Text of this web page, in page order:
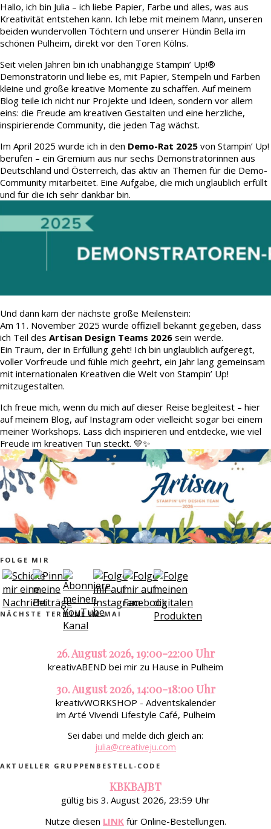
Hallo, ich bin Julia – ich liebe Papier, Farbe und alles, was aus
Kreativität entstehen kann. Ich lebe mit meinem Mann, unseren
beiden wundervollen Töchtern und unserer Hündin Bella im
schönen Pulheim, direkt vor den Toren Kölns.
Seit vielen Jahren bin ich unabhängige Stampin’ Up!®
Demonstratorin und liebe es, mit Papier, Stempeln und Farben
kleine und große kreative Momente zu schaffen. Auf meinem
Blog teile ich nicht nur Projekte und Ideen, sondern vor allem
eins: die Freude am kreativen Gestalten und eine herzliche,
inspirierende Community, die jeden Tag wächst.
Im April 2025 wurde ich in den Demo-Rat 2025 von Stampin’ Up!
berufen – ein Gremium aus nur sechs Demonstratorinnen aus
Deutschland und Österreich, das aktiv an Themen für die Demo-
Community mitarbeitet. Eine Aufgabe, die mich unglaublich erfüllt
und für die ich sehr dankbar bin.
Und dann kam der nächste große Meilenstein:
Am 11. November 2025 wurde offiziell bekannt gegeben, dass
ich Teil des Artisan Design Teams 2026 sein werde.
Ein Traum, der in Erfüllung geht! Ich bin unglaublich aufgeregt,
voller Vorfreude und fühle mich geehrt, ein Jahr lang gemeinsam
mit internationalen Kreativen die Welt von Stampin’ Up!
mitzugestalten.
Ich freue mich, wenn du mich auf dieser Reise begleitest – hier
auf meinem Blog, auf Instagram oder vielleicht sogar bei einem
meiner Workshops. Lass dich inspirieren und entdecke, wie viel
Freude im kreativen Tun steckt. 💛✨
FOLGE MIR
NÄCHSTE TERMINE IM MAI
26. August 2026, 19:00-22:00 Uhr
kreativABEND bei mir zu Hause in Pulheim
30. August 2026, 14:00-18:00 Uhr
kreativWORKSHOP - Adventskalender
im Arté Vivendi Lifestyle Café, Pulheim
Sei dabei und melde dich gleich an:
julia@creativeju.com
AKTUELLER GRUPPENBESTELL-CODE
KBKBAJBT
gültig bis 3. August 2026, 23:59 Uhr
Nutze diesen LINK für Online-Bestellungen.